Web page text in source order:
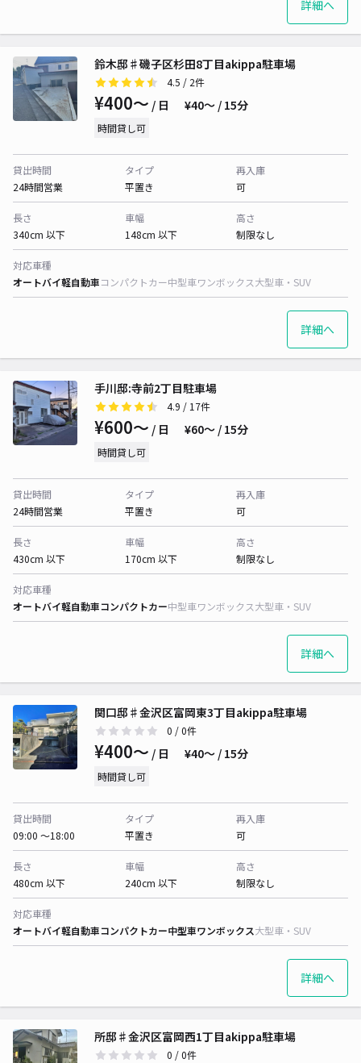
詳細へ
鈴木邸♯磯子区杉田8丁目akippa駐車場
4.5 / 2件
¥400〜 / 日 ¥40〜 / 15分
時間貸し可
貸出時間
24時間営業
タイプ
平置き
再入庫
可
長さ
340cm 以下
車幅
148cm 以下
高さ
制限なし
対応車種
オートバイ軽自動車コンパクトカー中型車ワンボックス大型車・SUV
詳細へ
手川邸:寺前2丁目駐車場
4.9 / 17件
¥600〜 / 日 ¥60〜 / 15分
時間貸し可
貸出時間
24時間営業
タイプ
平置き
再入庫
可
長さ
430cm 以下
車幅
170cm 以下
高さ
制限なし
対応車種
オートバイ軽自動車コンパクトカー中型車ワンボックス大型車・SUV
詳細へ
関口邸♯金沢区富岡東3丁目akippa駐車場
0 / 0件
¥400〜 / 日 ¥40〜 / 15分
時間貸し可
貸出時間
09:00 〜18:00
タイプ
平置き
再入庫
可
長さ
480cm 以下
車幅
240cm 以下
高さ
制限なし
対応車種
オートバイ軽自動車コンパクトカー中型車ワンボックス大型車・SUV
詳細へ
所邸♯金沢区富岡西1丁目akippa駐車場
0 / 0件